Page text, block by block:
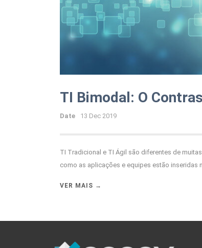
TI Bimodal: O
Date 13 Dec 2019
TI Tradicional e TI Ágil são diferentes de
como as aplicações e equipes estão inseridas
VER MAIS →